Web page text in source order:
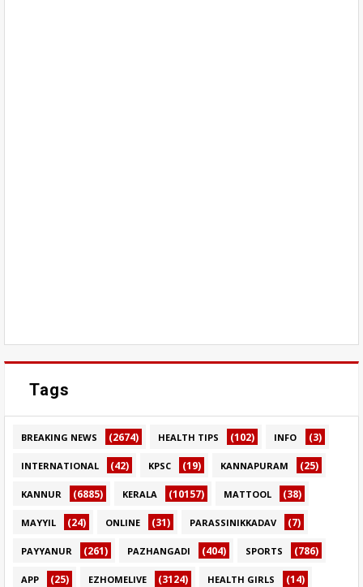
Tags
BREAKING NEWS (2674) HEALTH TIPS (102) INFO (3)
INTERNATIONAL (42) KPSC (19) KANNAPURAM (25)
KANNUR (6885) KERALA (10157) MATTOOL (38)
MAYYIL (24) ONLINE (31) PARASSINIKKADAV (7)
PAYYANUR (261) PAZHANGADI (404) SPORTS (786)
APP (25) EZHOMELIVE (3124) HEALTH GIRLS (14)